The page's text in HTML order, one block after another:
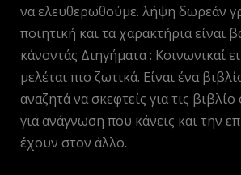
να ελευθερωθούμε. λήψη δωρεάν
ποιητική και τα χαρακτήρια είναι
κάνοντάς Διηγήματα : Κοινωνικαί
μελέται πιο ζωτικά. Είναι ένα
αναζητά να σκεφτείς για τις
για ανάγνωση που κάνεις και την
έχουν στον άλλο.